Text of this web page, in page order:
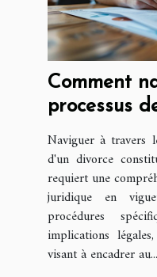
Comment
processus
Naviguer à travers
d'un divorce
requiert une
juridique en
procédures
implications
visant à encadrer au...